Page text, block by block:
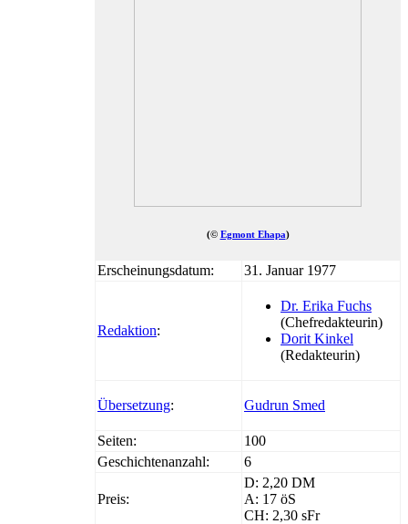
(© Egmont Ehapa)
Erscheinungsdatum: 31. Januar 1977
Redaktion:
Dr. Erika Fuchs
(Chefredakteurin)
Dorit Kinkel
(Redakteurin)
Übersetzung: Gudrun Smed
Seiten:
100
Geschichtenanzahl:
6
Preis:
D: 2,20 DM
A: 17 öS
CH: 2,30 sFr